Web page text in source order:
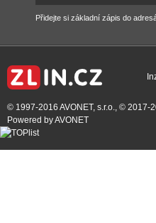
Přidejte si základní zápis do
© 1997-2016 AVONET, s.r.o., © 2017-
Powered byAVONET